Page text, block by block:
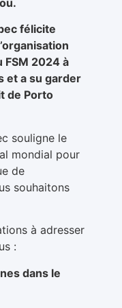
félicite
FSM 2024 à
et a su garder
de Porto
souligne le
mondial pour
de
souhaitons
à adresser
:
dans le